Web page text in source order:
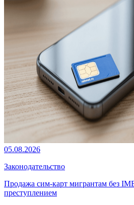
05.08.2026
Законодательство
Продажа сим-карт мигрантам без
преступлением